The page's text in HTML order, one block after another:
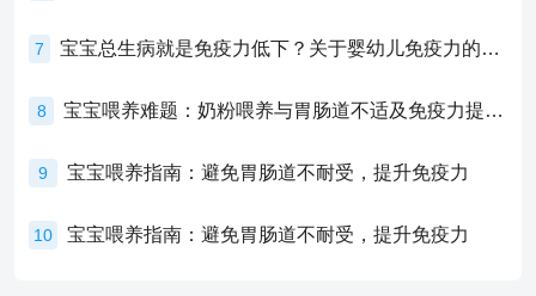
7 宝宝总生病就是免疫力低下？关于婴幼儿免疫力的真相，家长必须了解！
8 宝宝喂养难题：奶粉喂养与胃肠道不适及免疫力提升的奥秘
9 宝宝喂养指南：避免胃肠道不耐受，提升免疫力
10 宝宝喂养指南：避免胃肠道不耐受，提升免疫力